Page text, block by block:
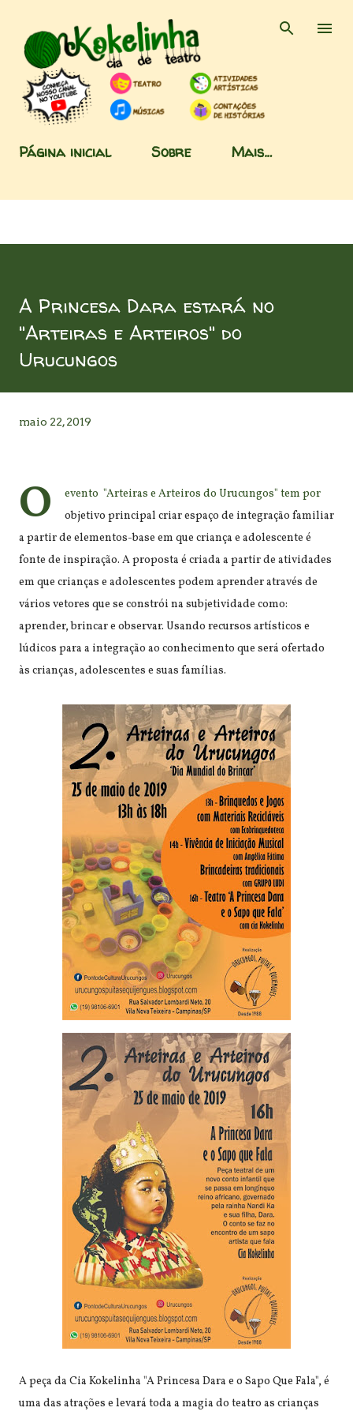
Pular para o conteúdo principal
Página inicial Sobre Mais…
A Princesa Dara estará no
"Arteiras e Arteiros" do
Urucungos
maio 22, 2019
O
evento "Arteiras e Arteiros do Urucungos" tem por
objetivo principal criar espaço de integração familiar
a partir de elementos-base em que criança e adolescente é
fonte de inspiração. A proposta é criada a partir de atividades
em que crianças e adolescentes podem aprender através de
vários vetores que se constrói na subjetividade como:
aprender, brincar e observar. Usando recursos artísticos e
lúdicos para a integração ao conhecimento que será ofertado
às crianças, adolescentes e suas famílias.
A peça da Cia Kokelinha "A Princesa Dara e o Sapo Que Fala", é
uma das atrações e levará toda a magia do teatro as crianças